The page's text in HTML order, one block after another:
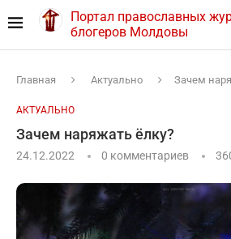
Портал православных
блогеров Молдовы
Главная Актуально Зачем
АКТУАЛЬНО
Зачем наряжать ёлку?
24.12.2022 0 комментариев